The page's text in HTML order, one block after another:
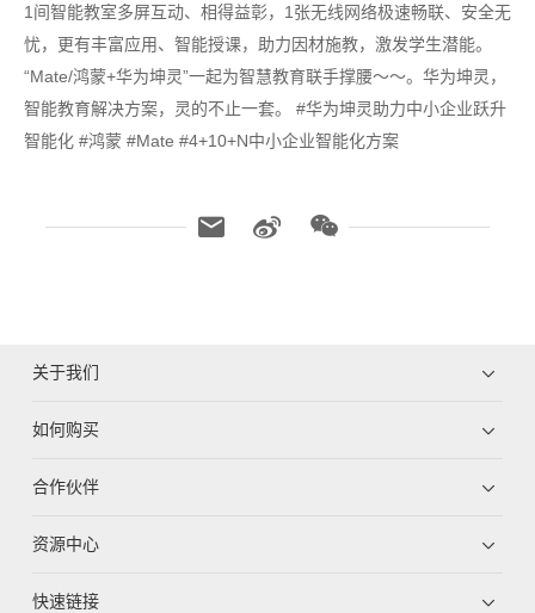
1间智能教室多屏互动、相得益彰，1张无线网络极速畅联、安全无
忧，更有丰富应用、智能授课，助力因材施教，激发学生潜能。
“Mate/鸿蒙+华为坤灵”一起为智慧教育联手撑腰～～。华为坤灵，
智能教育解决方案，灵的不止一套。 #华为坤灵助力中小企业跃升
智能化 #鸿蒙 #Mate #4+10+N中小企业智能化方案
关于我们
如何购买
合作伙伴
资源中心
快速链接